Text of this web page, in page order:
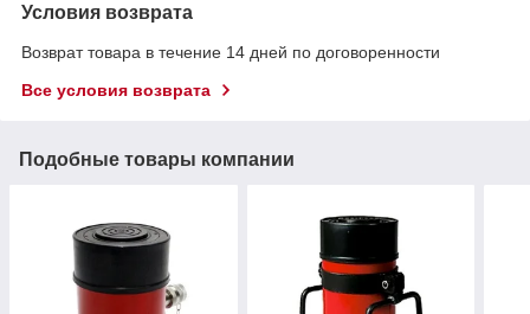
Условия возврата
Возврат товара в течение 14 дней по договоренности
Все условия возврата
Подобные товары компании